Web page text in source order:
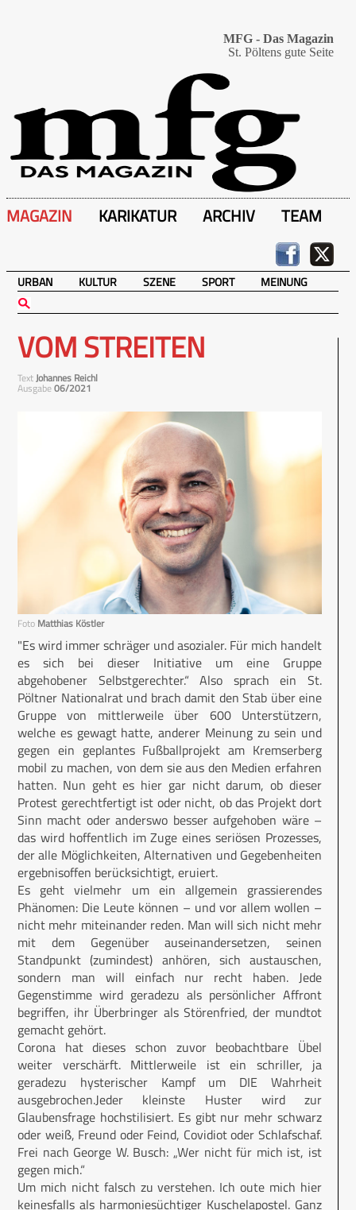
MFG - Das Magazin
St. Pöltens gute Seite
MAGAZIN KARIKATUR ARCHIV TEAM
URBAN KULTUR SZENE SPORT MEINUNG
VOM STREITEN
TextJohannes Reichl
Ausgabe06/2021
Foto Matthias Köstler
"Es wird immer schräger und asozialer. Für mich handelt
es sich bei dieser Initiative um eine Gruppe
abgehobener Selbstgerechter.“ Also sprach ein St.
Pöltner Nationalrat und brach damit den Stab über eine
Gruppe von mittlerweile über 600 Unterstützern,
welche es gewagt hatte, anderer Meinung zu sein und
gegen ein geplantes Fußballprojekt am Kremserberg
mobil zu machen, von dem sie aus den Medien erfahren
hatten. Nun geht es hier gar nicht darum, ob dieser
Protest gerechtfertigt ist oder nicht, ob das Projekt dort
Sinn macht oder anderswo besser aufgehoben wäre –
das wird hoffentlich im Zuge eines seriösen Prozesses,
der alle Möglichkeiten, Alternativen und Gegebenheiten
ergebnisoffen berücksichtigt, eruiert.
Es geht vielmehr um ein allgemein grassierendes
Phänomen: Die Leute können – und vor allem wollen –
nicht mehr miteinander reden. Man will sich nicht mehr
mit dem Gegenüber auseinandersetzen, seinen
Standpunkt (zumindest) anhören, sich austauschen,
sondern man will einfach nur recht haben. Jede
Gegenstimme wird geradezu als persönlicher Affront
begriffen, ihr Überbringer als Störenfried, der mundtot
gemacht gehört.
Corona hat dieses schon zuvor beobachtbare Übel
weiter verschärft. Mittlerweile ist ein schriller, ja
geradezu hysterischer Kampf um DIE Wahrheit
ausgebrochen.Jeder kleinste Huster wird zur
Glaubensfrage hochstilisiert. Es gibt nur mehr schwarz
oder weiß, Freund oder Feind, Covidiot oder Schlafschaf.
Frei nach George W. Busch: „Wer nicht für mich ist, ist
gegen mich.“
Um mich nicht falsch zu verstehen. Ich oute mich hier
keinesfalls als harmoniesüchtiger Kuschelapostel. Ganz